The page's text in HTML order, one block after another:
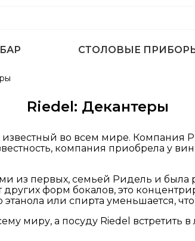
БАР СТОЛОВЫЕ
Riedel: Декантеры
во всем мире. Компания
компания приобрела у
из первых, семьей Ридель и была
форм бокалов, это
или спирта уменьшается,
миру, а посуду Riedel встретить в